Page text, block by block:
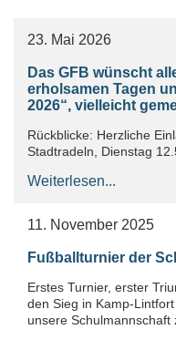
23. Mai 2026
Das GFB wünscht
erholsamen Tagen
2026“, vielleicht
Rückblicke: Herzliche
Stadtradeln, Dienstag
Weiterlesen...
11. November 2025
Fußballturnier der
Erstes Turnier, erster
den Sieg in Kamp-
unsere Schulmannschaft